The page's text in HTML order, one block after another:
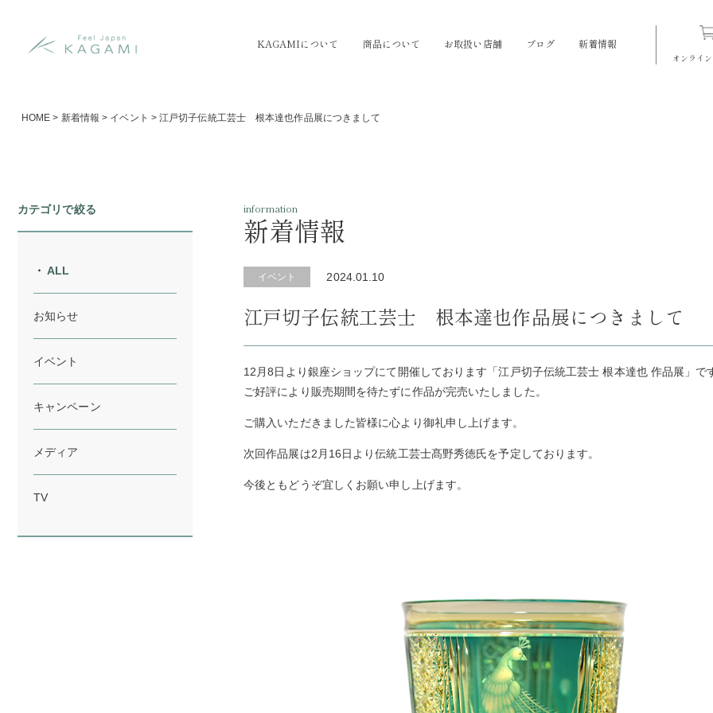
KAGAMIについて 商品について お取扱い店舗 ブログ 新着情報
オンライ
HOME > 新着情報 > イベント >江戸切子伝統工芸士 根本達也作品展につきまして
カテゴリで絞る
ALL
お知らせ
イベント
キャンペーン
メディア
TV
information
新着情報
イベント 2024.01.10
江戸切子伝統工芸士 根本達也作品展につきまして
12月8日より銀座ショップにて開催しております「江戸切子伝統工芸士 根本達也 作品展」で
ご好評により販売期間を待たずに作品が完売いたしました。
ご購入いただきました皆様に心より御礼申し上げます。
次回作品展は2月16日より伝統工芸士髙野秀徳氏を予定しております。
今後ともどうぞ宜しくお願い申し上げます。